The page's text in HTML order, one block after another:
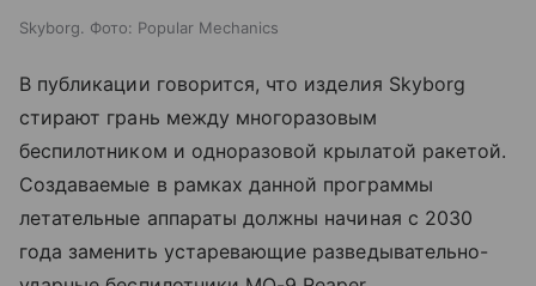
Skyborg. Фото: Popular Mechanics
В публикации говорится, что изделия Skyborg
стирают грань между многоразовым
беспилотником и одноразовой крылатой ракетой.
Создаваемые в рамках данной программы
летательные аппараты должны начиная с 2030
года заменить устаревающие разведывательно-